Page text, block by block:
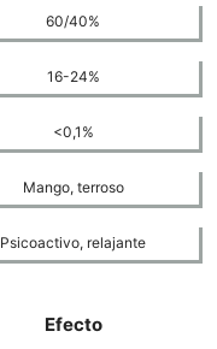
60/40%
16-24%
<0,1%
Mango, terroso
Psicoactivo, relajante
Efecto